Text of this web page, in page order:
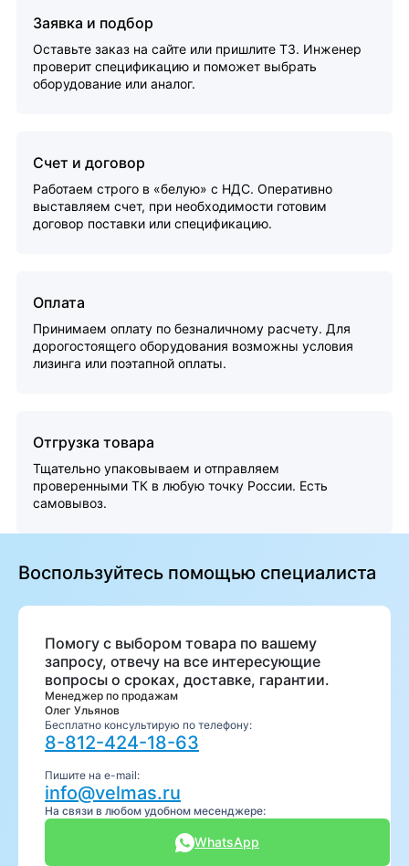
Заявка и подбор
Оставьте заказ на сайте или пришлите ТЗ. Инженер
проверит спецификацию и поможет выбрать
оборудование или аналог.
Счет и договор
Работаем строго в «белую» с НДС. Оперативно
выставляем счет, при необходимости готовим
договор поставки или спецификацию.
Оплата
Принимаем оплату по безналичному расчету. Для
дорогостоящего оборудования возможны условия
лизинга или поэтапной оплаты.
Отгрузка товара
Тщательно упаковываем и отправляем
проверенными ТК в любую точку России. Есть
самовывоз.
Воспользуйтесь помощью специалиста
Помогу с выбором товара по вашему
запросу, отвечу на все интересующие
вопросы о сроках, доставке, гарантии.
Менеджер по продажам
Олег Ульянов
Бесплатно консультирую по телефону:
8-812-424-18-63
Пишите на e-mail:
info@velmas.ru
На связи в любом удобном месенджере:
WhatsApp